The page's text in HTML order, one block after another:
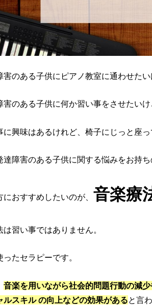
害のある子供にピアノ教室に通わせたい
害のある子供に何か習い事をさせたいけ
に興味はあるけれど、椅子にじっと座
達障害のある子供に関する悩みをお持
におすすめしたいのが、 音楽療
は習い事ではありません。
ったセラピーです。
音楽を用いながら社会的問題行動の減
ルスキル の向上などの効果がある と言